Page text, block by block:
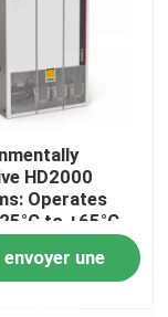
HD2000
Operates
to +65°C
Up to
envoyer une